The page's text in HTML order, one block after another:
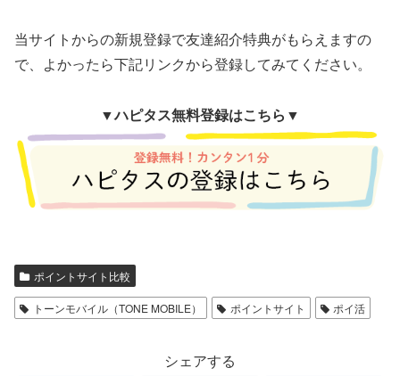
当サイトからの新規登録で友達紹介特典がもらえますの
で、よかったら下記リンクから登録してみてください。
▼ハピタス無料登録はこちら▼
ポイントサイト比較
トーンモバイル（TONE MOBILE） ポイントサイト ポイ活
シェアする